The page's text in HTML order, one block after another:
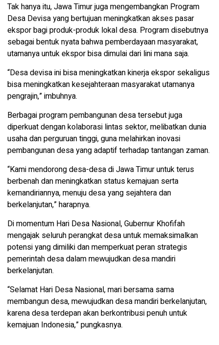
Tak hanya itu, Jawa Timur juga mengembangkan Program
Desa Devisa yang bertujuan meningkatkan akses pasar
ekspor bagi produk-produk lokal desa. Program disebutnya
sebagai bentuk nyata bahwa pemberdayaan masyarakat,
utamanya untuk ekspor bisa dimulai dari lini mana saja.
“Desa devisa ini bisa meningkatkan kinerja ekspor sekaligus
bisa meningkatkan kesejahteraan masyarakat utamanya
pengrajin,” imbuhnya.
Berbagai program pembangunan desa tersebut juga
diperkuat dengan kolaborasi lintas sektor, melibatkan dunia
usaha dan perguruan tinggi, guna melahirkan inovasi
pembangunan desa yang adaptif terhadap tantangan zaman.
“Kami mendorong desa-desa di Jawa Timur untuk terus
berbenah dan meningkatkan status kemajuan serta
kemandiriannya, menuju desa yang sejahtera dan
berkelanjutan,” harapnya.
Di momentum Hari Desa Nasional, Gubernur Khofifah
mengajak seluruh perangkat desa untuk memaksimalkan
potensi yang dimiliki dan memperkuat peran strategis
pemerintah desa dalam mewujudkan desa mandiri
berkelanjutan.
“Selamat Hari Desa Nasional, mari bersama sama
membangun desa, mewujudkan desa mandiri berkelanjutan,
karena desa terdepan akan berkontribusi penuh untuk
kemajuan Indonesia,” pungkasnya.